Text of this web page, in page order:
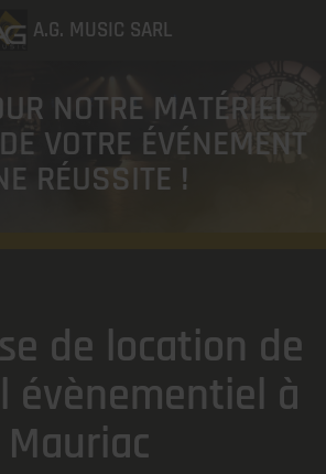
NOTRE MATÉRIEL
VOTRE ÉVÉNEMENT
RÉUSSITE !
de location de
évènementiel à
Mauriac
A.G. MUSIC SARL